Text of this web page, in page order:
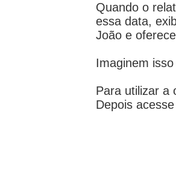
Quando o
essa data,
João e
Imaginem
Para utilizar a
Depois